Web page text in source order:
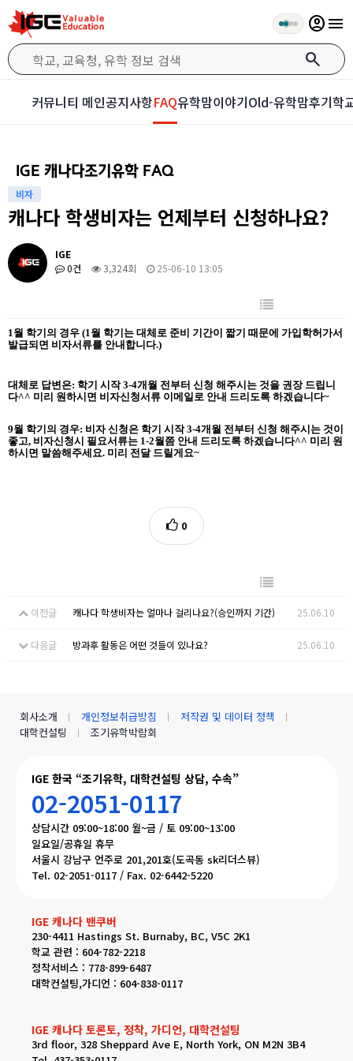
search
account_circlemenu
커뮤니티 메인공지사항FAQ유학맘이야기Old-유학맘후기학
IGE 캐나다조기유학 FAQ
비자
캐나다 학생비자는 언제부터 신청하나요?
IGE
0건
3,324회 25-06-10 13:05
1월 학기의 경우 (1월 학기는 대체로 준비 기간이 짧기 때문에 가입학허가서
발급되면 비자서류를 안내합니다.)
대체로 답변은: 학기 시작3-4개월 전부터 신청 해주시는 것을 권장 드립니
다^^ 미리 원하시면 비자신청서류 이메일로 안내 드리도록 하겠습니다~
9월 학기의 경우: 비자 신청은 학기 시작3-4개월 전부터 신청 해주시는 것이
좋고, 비자신청시 필요서류는 1-2월쯤 안내 드리도록 하겠습니다^^ 미리 원
하시면 말씀해주세요. 미리 전달 드릴게요~
0
이전글 캐나다 학생비자는 얼마나 걸리나요?(승인까지 기간) 25.06.10
다음글 방과후 활동은 어떤 것들이 있나요? 25.06.10
IGE 한국 “조기유학, 대학컨설팅 상담, 수속”
02-2051-0117
상담시간 09:00~18:00 월~금 / 토 09:00~13:00
일요일/공휴일 휴무
서울시 강남구 언주로 201,201호(도곡동 sk리더스뷰)
Tel. 02-2051-0117 / Fax. 02-6442-5220
IGE 캐나다 밴쿠버
230-4411 Hastings St. Burnaby, BC, V5C 2K1
학교 관련 : 604-782-2218
정착서비스 : 778-899-6487
대학컨설팅,가디언 : 604-838-0117
IGE 캐나다 토론토, 정착, 가디언, 대학컨설팅
3rd floor, 328 Sheppard Ave E, North York, ON M2N 3B4
회사소개 개인정보취급방침
저작권 및 데이터 정책
대학컨설팅
조기유학박람회